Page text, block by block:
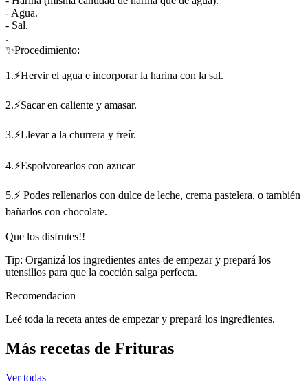
- Agua.
- Sal.
.
✨Procedimiento:
1.⚡Hervir el agua e incorporar la harina con la sal.
2.⚡Sacar en caliente y amasar.
3.⚡Llevar a la churrera y freír.
4.⚡Espolvorearlos con azucar
5.⚡ Podes rellenarlos con dulce de leche, crema pastelera, o también
bañarlos con chocolate.
Que los disfrutes!!
Tip: Organizá los ingredientes antes de empezar y prepará los
utensilios para que la cocción salga perfecta.
Recomendacion
Leé toda la receta antes de empezar y prepará los ingredientes.
Más recetas de Frituras
Ver todas